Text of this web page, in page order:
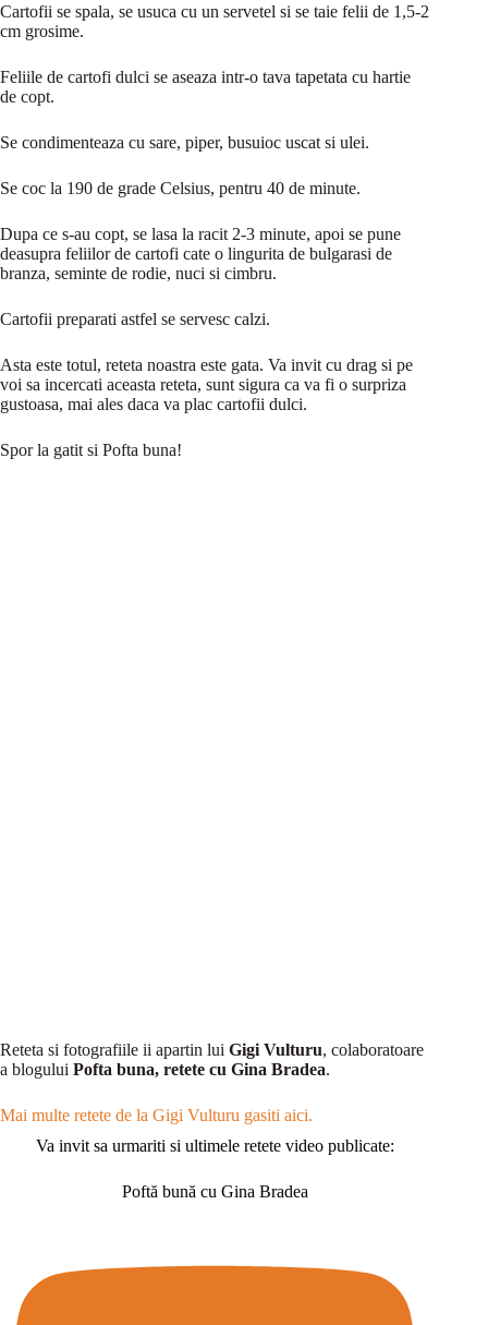
Cartofii se spala, se usuca cu un servetel si se taie felii de 1,5-2
cm grosime.
Feliile de cartofi dulci se aseaza intr-o tava tapetata cu hartie
de copt.
Se condimenteaza cu sare, piper, busuioc uscat si ulei.
Se coc la 190 de grade Celsius, pentru 40 de minute.
Dupa ce s-au copt, se lasa la racit 2-3 minute, apoi se pune
deasupra feliilor de cartofi cate o lingurita de bulgarasi de
branza, seminte de rodie, nuci si cimbru.
Cartofii preparati astfel se servesc calzi.
Asta este totul, reteta noastra este gata. Va invit cu drag si pe
voi sa incercati aceasta reteta, sunt sigura ca va fi o surpriza
gustoasa, mai ales daca va plac cartofii dulci.
Spor la gatit si Pofta buna!
Reteta si fotografiile ii apartin lui Gigi Vulturu, colaboratoare
a blogului Pofta buna, retete cu Gina Bradea.
Mai multe retete de la Gigi Vulturu gasiti aici.
Va invit sa urmariti si ultimele retete video publicate:
Poftă bună cu Gina Bradea